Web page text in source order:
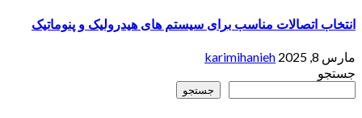
انتخاب اتصالات مناسب برای سیستم های هیدرولیک و پنوماتیک
مارس 8, 2025
karimihanieh
جستجو
جستجو